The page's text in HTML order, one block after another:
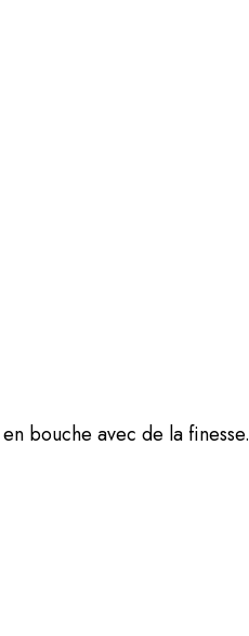
bouche avec de la finesse.